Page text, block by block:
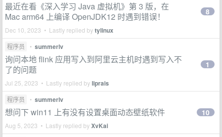
最近在看《深入学习 Java 虚拟机》第 3 版，在
Mac arm64 上编译 OpenJDK12 时遇到错误！
Dec 10, 2023 • Lastly replied bytylinux
8
程序员 • summerlv
询问本地 flink 应用写入到阿里云主机时遇到写入不
了的问题
Jul 25, 2023 • Lastly replied byliprais
1
程序员 • summerlv
想问下 win11 上有没有设置桌面动态壁纸软件
Aug 5, 2023 • Lastly replied byXvKai
10